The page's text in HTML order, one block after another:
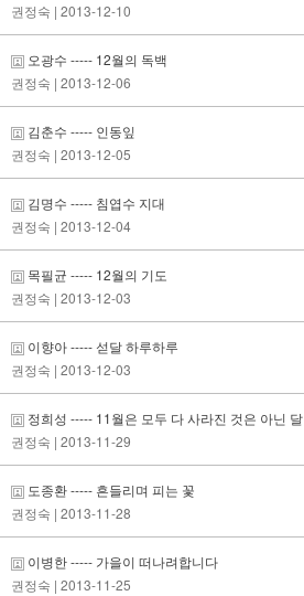
권정숙 | 2013-12-10
오광수 ----- 12월의 독백
권정숙 | 2013-12-06
김춘수 ----- 인동잎
권정숙 | 2013-12-05
김명수 ----- 침엽수 지대
권정숙 | 2013-12-04
목필균 ----- 12월의 기도
권정숙 | 2013-12-03
이향아 ----- 섣달 하루하루
권정숙 | 2013-12-03
정희성 ----- 11월은 모두 다 사라진 것은 아닌 달
권정숙 | 2013-11-29
도종환 ----- 흔들리며 피는 꽃
권정숙 | 2013-11-28
이병한 ----- 가을이 떠나려합니다
권정숙 | 2013-11-25